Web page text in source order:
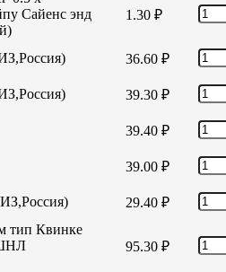
Сайенс энд
1.30 ₽
36.60 ₽
39.30 ₽
39.40 ₽
39.00 ₽
29.40 ₽
тип Квинке
95.30 ₽